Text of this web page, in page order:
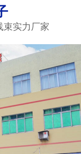
束实力厂家